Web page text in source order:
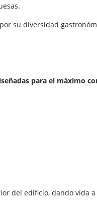
su diversidad
para el máximo
del edificio, dando vida a